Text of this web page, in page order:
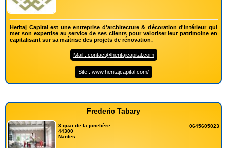
Heritaj Capital est une entreprise d'architecture & décoration d'intérieur qui
met son expertise au service de ses clients pour valoriser leur patrimoine en
capitalisant sur sa maîtrise des projets de rénovation.
Mail : contact@heritajcapital.com
Site : www.heritajcapital.com/
Frederic Tabary
3 quai de la jonelière
44300
Nantes
0645605023